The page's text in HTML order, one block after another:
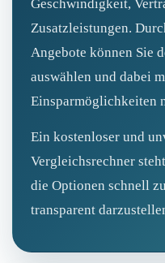
Geschwindigkeit,
Zusatzleistungen.
Angebote können Sie
auswählen und dabei
Einsparmöglichkeiten
Ein kostenloser und
Vergleichsrechner
die Optionen schnell
transparent